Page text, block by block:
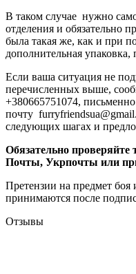
В таком случае нужно
отделения и обязательно
была такая же, как и при
дополнительная упаковка,
Если ваша ситуация не
перечисленных выше,
+380665751074,
почту
следующих шагах и
Обязательно проверяйте
Почты, Укрпочты или
Претензии на предмет боя
принимаются после
Отзывы